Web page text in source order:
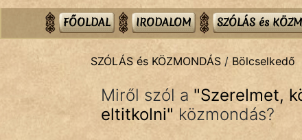
Közmondások
Szóláscsoportok
FŐOLDAL IRODALOM SZÓLÁS és
SZÓLÁS és KÖZMONDÁS / Bölcselkedő
Miről szól a "Szerelmet,
eltitkolni" közmondás?